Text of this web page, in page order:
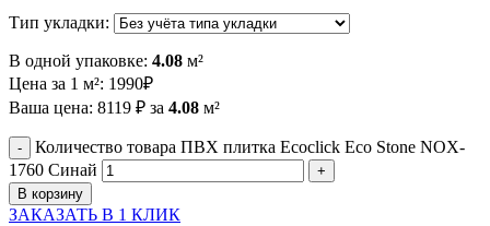
Тип укладки:
В одной упаковке: 4.08 м²
Цена за 1 м²: 1990₽
Ваша цена: 8119 ₽ за 4.08 м²
Количество товара ПВХ плитка Ecoclick Eco Stone NOX-
1760 Синай
В корзину
ЗАКАЗАТЬ В 1 КЛИК